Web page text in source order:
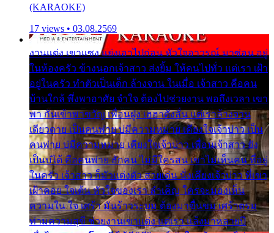
(KARAOKE)
17 views • 03.08.2569
งานแต่ง เขาแซง แย่งเอาไปก่อน หัวใจอาวรณ์ มาซ่อน อยู่
ในห้องครัว ข้างนอกเจ้าสาว ส่งยิ้ม ให้คนไปทั่ว แต่เรา เฝ้า
อยู่ในครัว ทำตัวเป็นเด็ก ล้างจาน ในเมื่อ เจ้าสาว คือคน
บ้านใกล้ พึ่งพาอาศัย จำใจ ต้องไปช่วยงาน พอถึงเวลา เขา
พา กันเข้าพาขวัญ เพื่อนฝูง เฮฮาดังลั่น แต่เราล้างจาน
เดียวดาย เป็นคนพ่าย บ่มีความหมาย เคียงใจเจ้าบ่าว เป็น
คนพ่าย บ่มีความหมาย เคียงใจเจ้าบ่าว เพื่อนเจ้าสาว ยัง
เป็นบ่ได้ คือคนพ่าย ฮักคน ไม่มีใครสน เขาไม่เห็นคน ที่อยู่
ในครัว เจ้าสาว ก็มัวแต่งตัว สวยเด่น นั่งเคียงเจ้าบ่าว ที่เขา
เฝ้าคอย ใจเต้น หัวใจของเรา ลำเค็ญ ใครจะมองเห็น
ความใน ใจ เศร้า มันร้าวระบม ต้องมาขื่นขม เศร้าตรม
ท่ามความสุขี ช่วยงานเขาแต่ง แต่เรา แล้งมาหลายปี